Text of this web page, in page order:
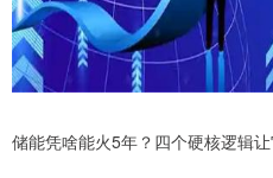
储能凭啥能火5年？四个硬核逻辑